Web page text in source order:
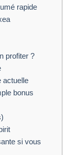
rapide
profiter ?
actuelle
bonus
si vous